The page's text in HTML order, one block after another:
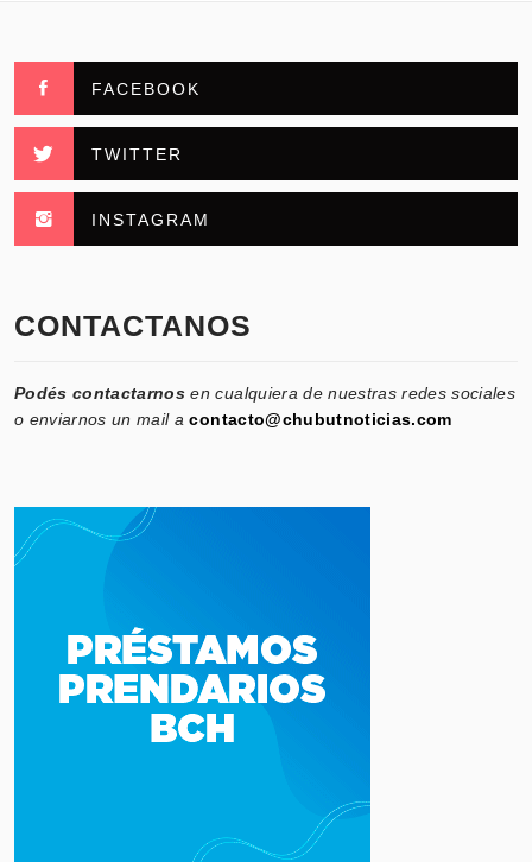
FACEBOOK
TWITTER
INSTAGRAM
CONTACTANOS
Podés contactarnos en cualquiera de nuestras redes sociales
o enviarnos un mail acontacto@chubutnoticias.com